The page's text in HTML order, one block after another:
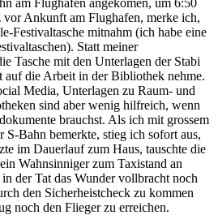
Ankunft am Flughafen, merke ich,
Festivaltasche mitnahm (ich habe eine
Statt meiner
Tasche mit den Unterlagen der Stabi
auf die Arbeit in der Bibliothek nehme.
Media, Unterlagen zu Raum- und
sind aber wenig hilfreich, wenn
brauchst. Als ich mit grossem
S-Bahn bemerkte, stieg ich sofort aus,
im Dauerlauf zum Haus, tauschte die
Wahnsinniger zum Taxistand an
der Tat das Wunder vollbracht noch
den Sicherheistcheck zu kommen
noch den Flieger zu erreichen.